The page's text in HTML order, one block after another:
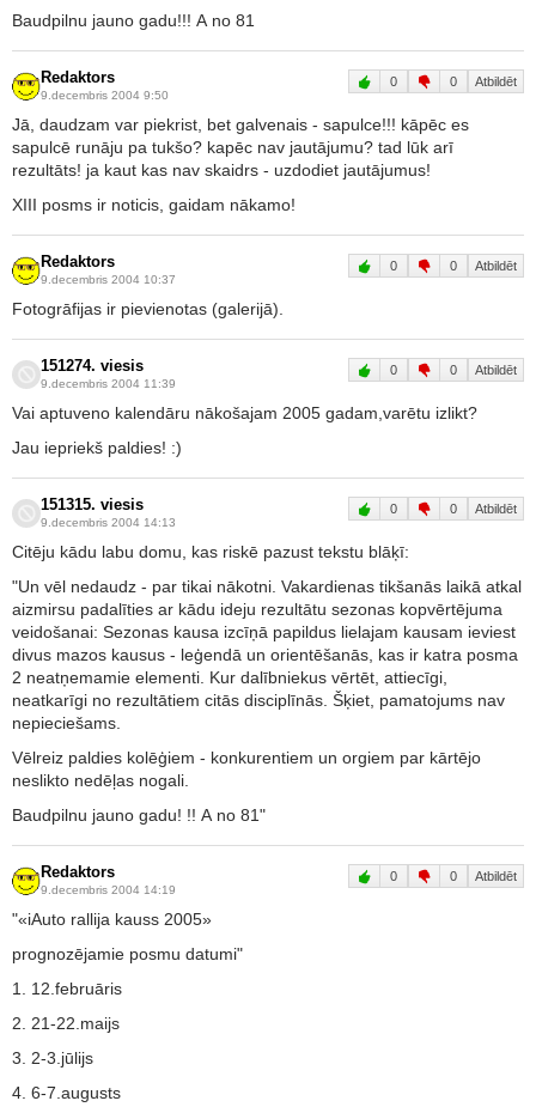
Baudpilnu jauno gadu!!! A no 81
Redaktors
9.decembris 2004 9:50
0 0 Atbildēt
Jā, daudzam var piekrist, bet galvenais - sapulce!!! kāpēc es
sapulcē runāju pa tukšo? kapēc nav jautājumu? tad lūk arī
rezultāts! ja kaut kas nav skaidrs - uzdodiet jautājumus!
XIII posms ir noticis, gaidam nākamo!
Redaktors
9.decembris 2004 10:37
0 0 Atbildēt
Fotogrāfijas ir pievienotas (galerijā).
151274. viesis
9.decembris 2004 11:39
0 0 Atbildēt
Vai aptuveno kalendāru nākošajam 2005 gadam,varētu izlikt?
Jau iepriekš paldies! :)
151315. viesis
9.decembris 2004 14:13
0 0 Atbildēt
Citēju kādu labu domu, kas riskē pazust tekstu blāķī:
"Un vēl nedaudz - par tikai nākotni. Vakardienas tikšanās laikā atkal
aizmirsu padalīties ar kādu ideju rezultātu sezonas kopvērtējuma
veidošanai: Sezonas kausa izcīņā papildus lielajam kausam ieviest
divus mazos kausus - leģendā un orientēšanās, kas ir katra posma
2 neatņemamie elementi. Kur dalībniekus vērtēt, attiecīgi,
neatkarīgi no rezultātiem citās disciplīnās. Šķiet, pamatojums nav
nepieciešams.
Vēlreiz paldies kolēģiem - konkurentiem un orgiem par kārtējo
neslikto nedēļas nogali.
Baudpilnu jauno gadu! !! A no 81"
Redaktors
9.decembris 2004 14:19
0 0 Atbildēt
"«iAuto rallija kauss 2005»
prognozējamie posmu datumi"
1. 12.februāris
2. 21-22.maijs
3. 2-3.jūlijs
4. 6-7.augusts